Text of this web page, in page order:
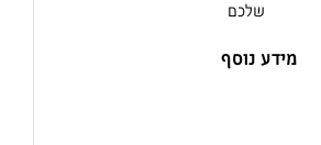
שלכם
מידע נוסף